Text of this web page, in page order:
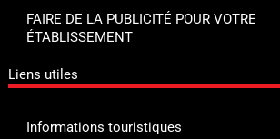
FAIRE DE LA PUBLICITÉ POUR VOTRE
ÉTABLISSEMENT
Liens utiles
Informations touristiques